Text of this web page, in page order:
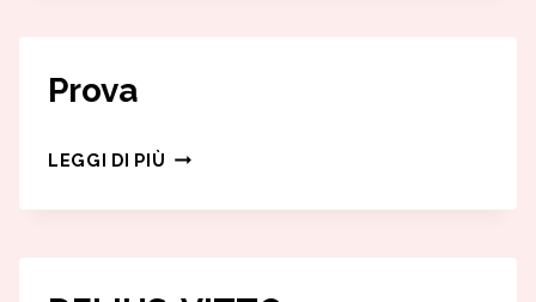
Prova
LEGGI DI PIÙ PROVA